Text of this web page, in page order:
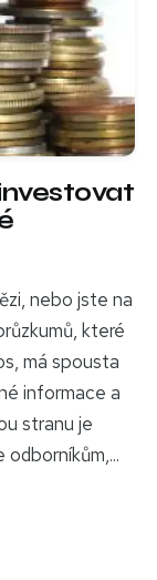
nebo jste na
které
má spousta
informace a
stranu je